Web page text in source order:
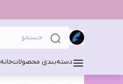
دسته‌بندی محصولاتخانه